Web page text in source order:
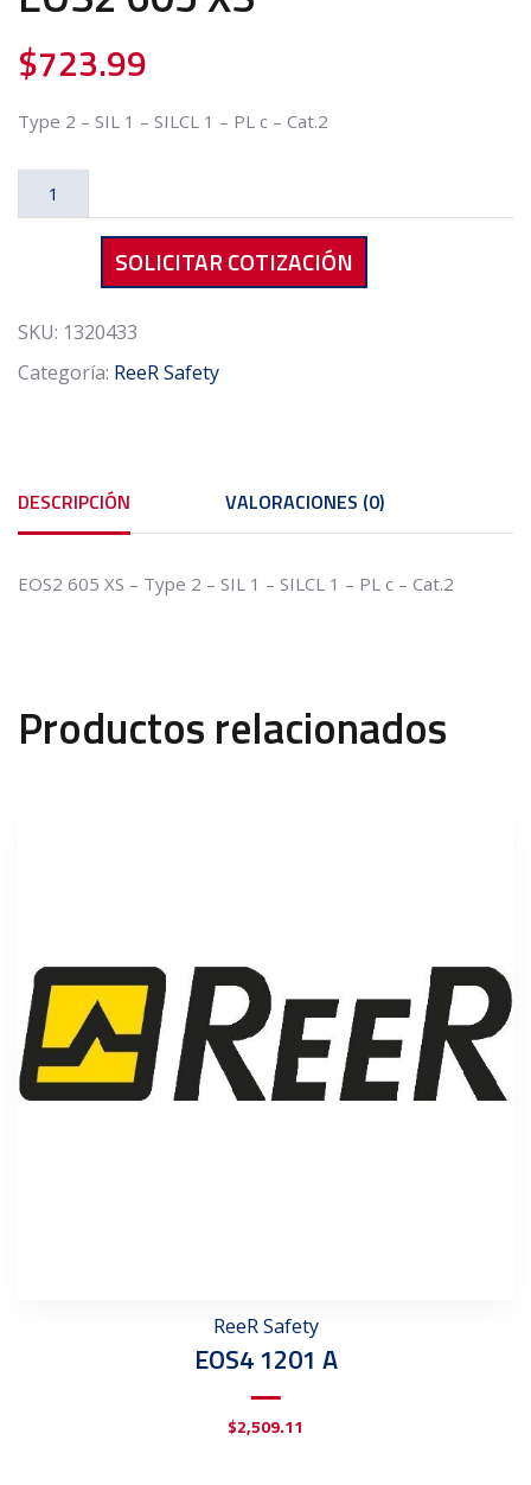
$723.99
Type 2 – SIL 1 – SILCL 1 – PL c – Cat.2
EOS2
SOLICITAR COTIZACIÓN
SKU: 1320433
Categoría: ReeR Safety
DESCRIPCIÓN VALORACIONES (0)
EOS2 605 XS – Type 2 – SIL 1 – SILCL 1 – PL c – Cat.2
Productos relacionados
ReeR Safety
EOS4 1201 A
$2,509.11